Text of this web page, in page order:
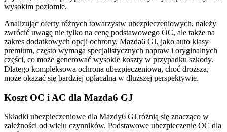
wysokim poziomie.
Analizując oferty różnych towarzystw ubezpieczeniowych, należy
zwrócić uwagę nie tylko na cenę podstawowego OC, ale także na
zakres dodatkowych opcji ochrony. Mazda6 GJ, jako auto klasy
premium, często wymaga specjalistycznych napraw i oryginalnych
części, co może generować wysokie koszty w przypadku szkody.
Dlatego kompleksowa ochrona ubezpieczeniowa, choć droższa,
może okazać się bardziej opłacalna w dłuższej perspektywie.
Koszt OC i AC dla Mazda6 GJ
Składki ubezpieczeniowe dla Mazdy6 GJ różnią się znacząco w
zależności od wielu czynników. Podstawowe ubezpieczenie OC dla